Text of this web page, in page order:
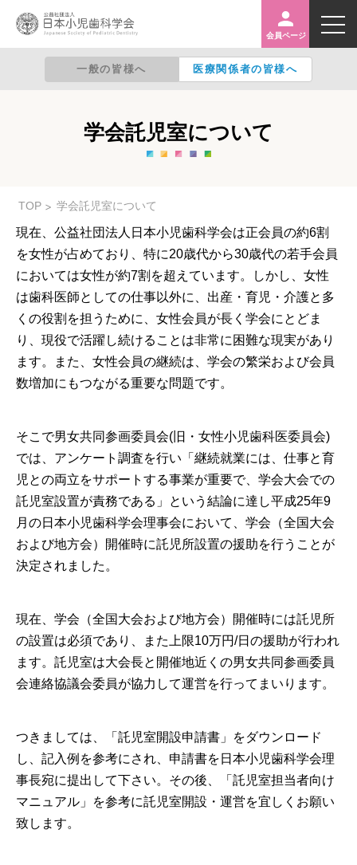
会員ページ
※入力後Google検索に遷移しサイト内検索結果を表示
します
日本小児歯科学会とは
専門医がいる施設の検索
入会のご案内
医療関係者の皆様へ
表彰制度
資格認定制度
研究倫理審査申請
地方会の案内
学術大会・セミナー等のお知らせ
学会託児室について
賛助会員名簿
一般の皆様へ 医療関係者の皆様へ
学会託児室について
TOP 学会託児室について
現在、公益社団法人日本小児歯科学会は正会員の約6割
を女性が占めており、特に20歳代から30歳代の若手会員
においては女性が約7割を超えています。しかし、女性
は歯科医師としての仕事以外に、出産・育児・介護と多
くの役割を担うために、女性会員が長く学会にとどま
り、現役で活躍し続けることは非常に困難な現実があり
ます。また、女性会員の継続は、学会の繁栄および会員
数増加にもつながる重要な問題です。
そこで男女共同参画委員会(旧・女性小児歯科医委員会)
では、アンケート調査を行い「継続就業には、仕事と育
児との両立をサポートする事業が重要で、学会大会での
託児室設置が責務である」という結論に達し平成25年9
月の日本小児歯科学会理事会において、学会（全国大会
および地方会）開催時に託児所設置の援助を行うことが
決定されました。
現在、学会（全国大会および地方会）開催時には託児所
の設置は必須であり、また上限10万円/日の援助が行われ
ます。託児室は大会長と開催地近くの男女共同参画委員
会連絡協議会委員が協力して運営を行ってまいります。
つきましては、「託児室開設申請書」をダウンロード
し、記入例を参考にされ、申請書を日本小児歯科学会理
事長宛に提出して下さい。その後、「託児室担当者向け
マニュアル」を参考に託児室開設・運営を宜しくお願い
致します。